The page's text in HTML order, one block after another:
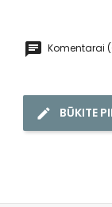
Komentarai
BŪKITE